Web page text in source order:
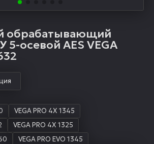
обрабатывающий
5-осевой AES VEGA
VEGA PRO 4X 1345
VEGA PRO 4X 1325
VEGA PRO EVO 1345